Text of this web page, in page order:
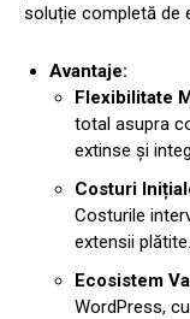
soluție completă de
Avantaje:
Flexibilitate
total asupra
extinse și
Costuri
Costurile
extensii plătite.
Ecosistem
WordPress,